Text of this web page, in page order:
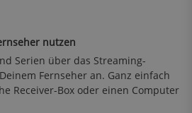
nutzen
Serien über das Streaming-
Fernseher an. Ganz einfach
Receiver-Box oder einen Computer